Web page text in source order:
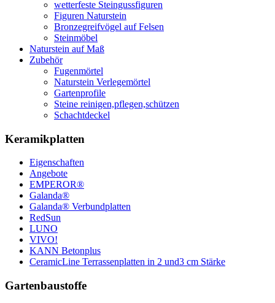
wetterfeste Steingussfiguren
Figuren Naturstein
Bronzegreifvögel auf Felsen
Steinmöbel
Naturstein auf Maß
Zubehör
Fugenmörtel
Naturstein Verlegemörtel
Gartenprofile
Steine reinigen,pflegen,schützen
Schachtdeckel
Keramikplatten
Eigenschaften
Angebote
EMPEROR®
Galanda®
Galanda® Verbundplatten
RedSun
LUNO
VIVO!
KANN Betonplus
CeramicLine Terrassenplatten in 2 und3 cm Stärke
Gartenbaustoffe